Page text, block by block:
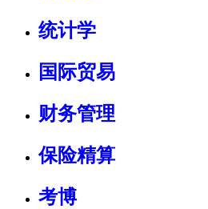
统计学
国际贸易
财务管理
保险精算
考博